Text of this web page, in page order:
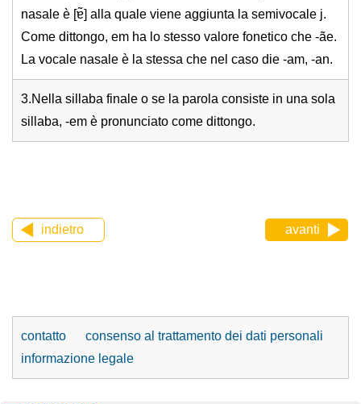
nasale è [ɐ̃] alla quale viene aggiunta la semivocale j.
Come dittongo, em ha lo stesso valore fonetico che -ãe.
La vocale nasale è la stessa che nel caso die -am, -an.
3.Nella sillaba finale o se la parola consiste in una sola
sillaba, -em è pronunciato come dittongo.
indietro avanti
contatto
consenso al trattamento dei dati personali
informazione legale